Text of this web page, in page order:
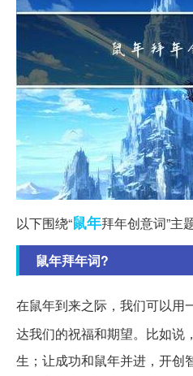
以下围绕“鼠年拜年创意词”主
鼠年拜年词?
在鼠年到来之际，我们可以用
达我们的祝福和期望。比如说
生；让成功和鼠年并进，开创